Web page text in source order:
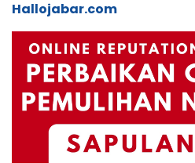
Hallojabar.com